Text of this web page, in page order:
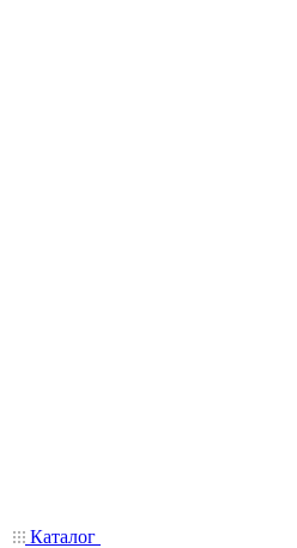
Каталог